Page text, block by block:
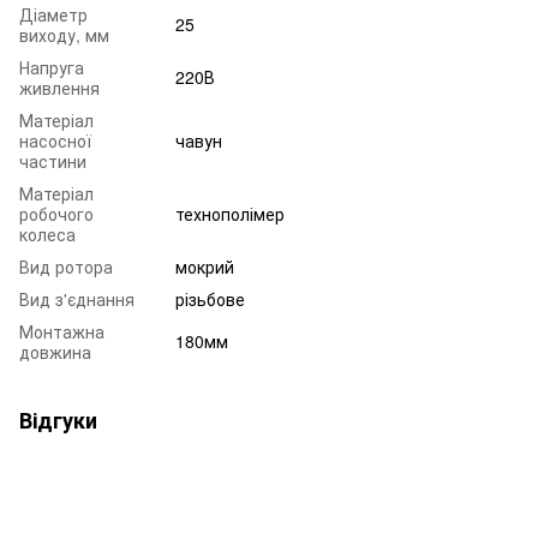
Діаметр
виходу, мм
25
Напруга
живлення
220В
Матеріал
насосної
частини
чавун
Матеріал
робочого
колеса
технополімер
Вид ротора
мокрий
Вид з'єднання
різьбове
Монтажна
довжина
180мм
Відгуки